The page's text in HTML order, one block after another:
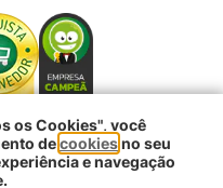
REFRIGERACAO DUFRIO
: 01.754.239/0001-10 |
os Cookies", você
decookiesno seu
e navegação